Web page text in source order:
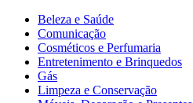
Beleza e Saúde
Comunicação
Cosméticos e Perfumaria
Entretenimento e Brinquedos
Gás
Limpeza e Conservação